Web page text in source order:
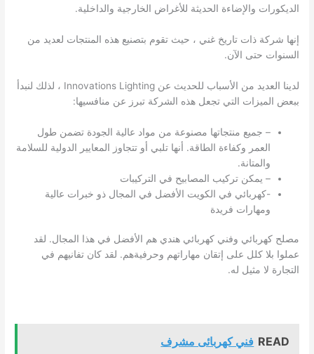
الديكورات والإضاءة الحديثة للأغراض الخارجية والداخلية.
إنها شركة ذات تاريخ غني ، حيث تقوم بتصنيع هذه المنتجات لعديد من
السنوات حتى الآن.
لدينا العديد من الأسباب للحديث عن Innovations Lighting ، لذلك لنبدأ
ببعض الميزات التي تجعل هذه الشركة تبرز عن منافسيها:
– جميع منتجاتها مصنوعة من مواد عالية الجودة تضمن طول
العمر وكفاءة الطاقة. أنها تلبي أو تتجاوز المعايير الدولية للسلامة
والمتانة.
– يمكن تركيب المصابيح في التركيبات
-كهربائي في الكويت الأفضل في المجال ذو خبرات عالية
ومهارات فريدة
مصلح كهربائي وفني كهربائي هندي هم الأفضل في هذا المجال. لقد
عملوا بلا كلل على إتقان مهاراتهم وحرفيةهم. لقد كان تفانيهم في
التجارة لا مثيل له.
READ فني كهربائى مشرف